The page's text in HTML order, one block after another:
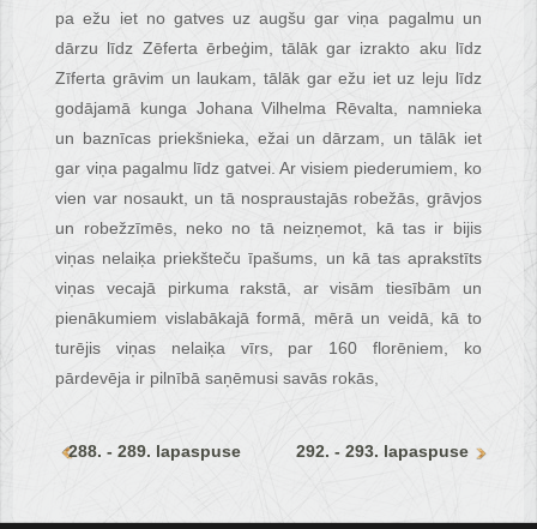
pa ežu iet no gatves uz augšu gar viņa pagalmu un
dārzu līdz Zēferta ērbeģim, tālāk gar izrakto aku līdz
Zīferta grāvim un laukam, tālāk gar ežu iet uz leju līdz
godājamā kunga Johana Vilhelma Rēvalta, namnieka
un baznīcas priekšnieka, ežai un dārzam, un tālāk iet
gar viņa pagalmu līdz gatvei. Ar visiem piederumiem, ko
vien var nosaukt, un tā nospraustajās robežās, grāvjos
un robežzīmēs, neko no tā neizņemot, kā tas ir bijis
viņas nelaiķa priekšteču īpašums, un kā tas aprakstīts
viņas vecajā pirkuma rakstā, ar visām tiesībām un
pienākumiem vislabākajā formā, mērā un veidā, kā to
turējis viņas nelaiķa vīrs, par 160 florēniem, ko
pārdevēja ir pilnībā saņēmusi savās rokās,
288. - 289. lapaspuse 292. - 293. lapaspuse